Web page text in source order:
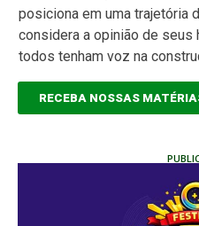
posiciona em uma trajetória
considera a opinião de seus
todos tenham voz na
RECEBA NOSSAS